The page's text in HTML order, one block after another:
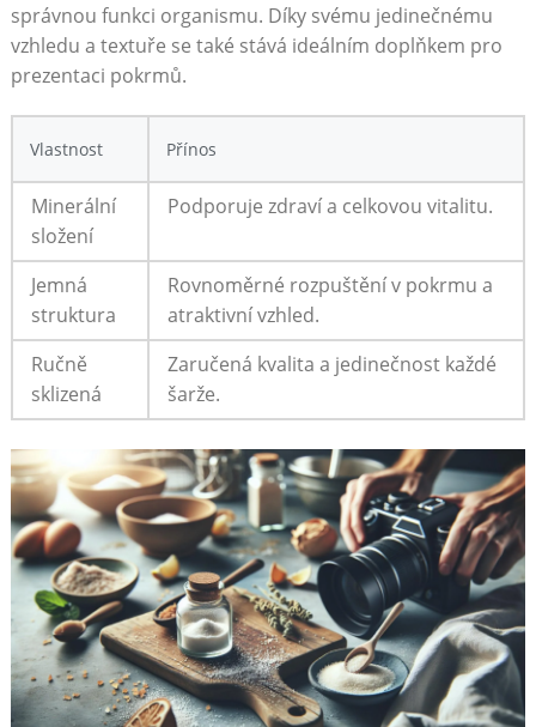
⁢správnou funkci organismu. Díky svému jedinečnému ​
vzhledu a textuře se ⁢také stává ideálním doplňkem pro
prezentaci‌ pokrmů.
Vlastnost Přínos
Minerální
složení
Podporuje zdraví a celkovou vitalitu.
Jemná
struktura
Rovnoměrné‍ rozpuštění v pokrmu a
atraktivní vzhled.
Ručně
sklizená
Zaručená kvalita⁣ a jedinečnost každé
šarže.